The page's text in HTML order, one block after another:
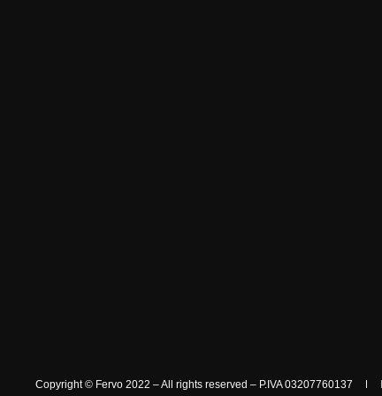
Copyright © Fervo 2022 – All rights reserved – P.IVA 03207760137